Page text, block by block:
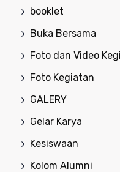
booklet
Buka Bersama
Foto dan Video
Foto Kegiatan
GALERY
Gelar Karya
Kesiswaan
Kolom Alumni